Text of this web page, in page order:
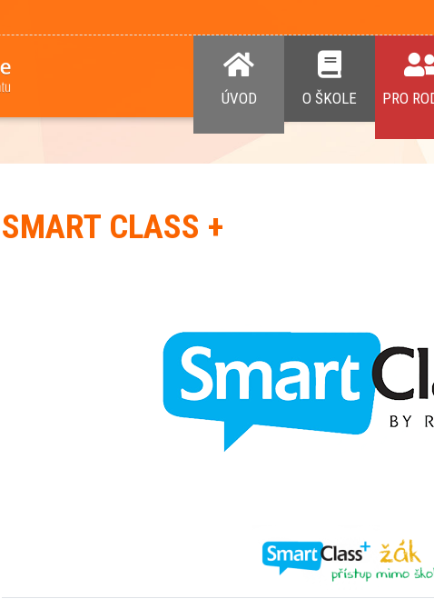
ÚVOD O ŠKOLE PRO
SMART CLASS +